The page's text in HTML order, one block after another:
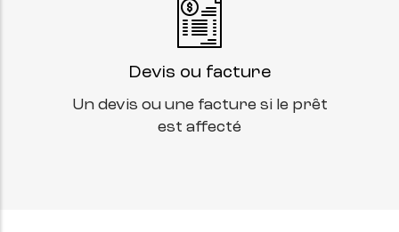
Devis ou facture
Un devis ou une facture si le prêt
est affecté